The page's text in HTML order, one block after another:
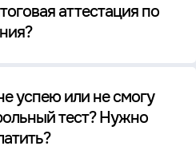
аттестация по
успею или не смогу
тест? Нужно